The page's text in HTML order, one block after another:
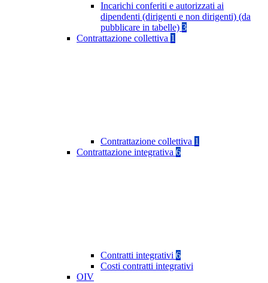
Incarichi conferiti e autorizzati ai
dipendenti (dirigenti e non dirigenti) (da
pubblicare in tabelle) 3
Contrattazione collettiva 1
Contrattazione collettiva 1
Contrattazione integrativa 6
Contratti integrativi 6
Costi contratti integrativi
OIV